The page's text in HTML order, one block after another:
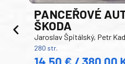
PANCEŘOVÉ
ŠKODA
Jaroslav Špitálský, Petr
280 str.